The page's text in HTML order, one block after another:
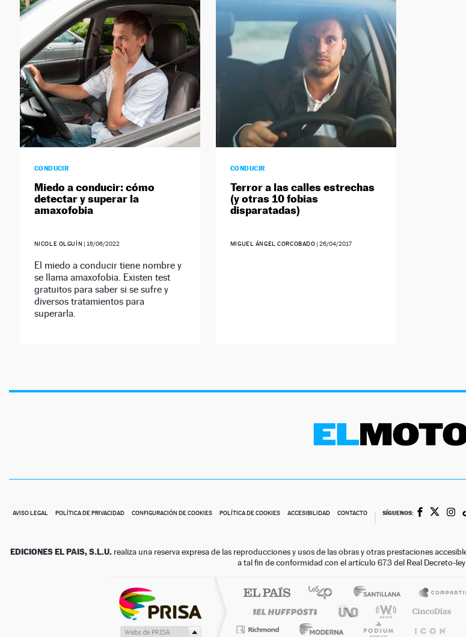
CONDUCIR
Miedo a conducir: cómo
detectar y superar la
amaxofobia
NICOLE OLGUÍN | 16/06/2022
El miedo a conducir tiene nombre y
se llama amaxofobia. Existen test
gratuitos para saber si se sufre y
diversos tratamientos para
superarla.
CONDUCIR
Terror a las calles estrechas
(y otras 10 fobias
disparatadas)
MIGUEL ÁNGEL CORCOBADO |26/04/2017
AVISO LEGAL POLÍTICA DE PRIVACIDAD CONFIGURACIÓN DE COOKIES POLÍTICA DE COOKIES ACCESIBILIDAD CONTACTO SÍGUENOS:
EDICIONES EL PAIS, S.L.U. realiza una reserva expresa de las reproducciones y usos de las obras y otras prestaciones
a tal fin de conformidad con el artículo 67.3 del Real Decreto-